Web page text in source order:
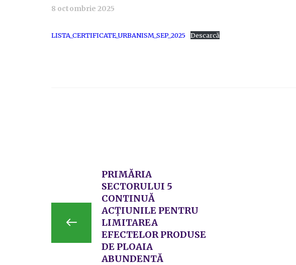
8 octombrie 2025
LISTA_CERTIFICATE_URBANISM_SEP_2025 Descarcă
PRIMĂRIA
SECTORULUI 5
CONTINUĂ
ACȚIUNILE PENTRU
LIMITAREA
EFECTELOR PRODUSE
DE PLOAIA
ABUNDENTĂ